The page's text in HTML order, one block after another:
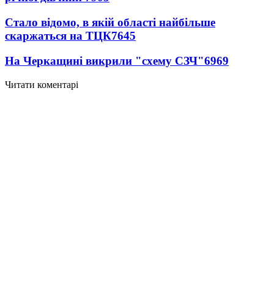
Стало відомо, в якій області найбільше
скаржаться на ТЦК7645
На Черкащині викрили "схему СЗЧ"6969
Читати коментарі